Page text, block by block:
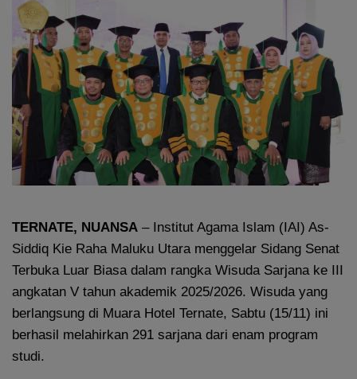
TERNATE, NUANSA – Institut Agama Islam (IAI) As-
Siddiq Kie Raha Maluku Utara menggelar Sidang Senat
Terbuka Luar Biasa dalam rangka Wisuda Sarjana ke III
angkatan V tahun akademik 2025/2026. Wisuda yang
berlangsung di Muara Hotel Ternate, Sabtu (15/11) ini
berhasil melahirkan 291 sarjana dari enam program
studi.